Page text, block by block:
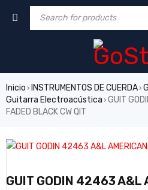
Inicio › INSTRUMENTOS DE CUERDA›
Guitarra Electroacústica › GUIT
FADED BLACK CW QIT
GUIT GODIN 42463 A&L